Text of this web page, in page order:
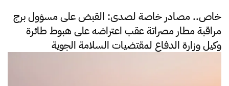
خاص.. مصادر خاصة لصدى: القبض على مسؤول برج
مراقبة مطار مصراتة عقب اعتراضه على هبوط طائرة
وكيل وزارة الدفاع لمقتضيات السلامة الجوية